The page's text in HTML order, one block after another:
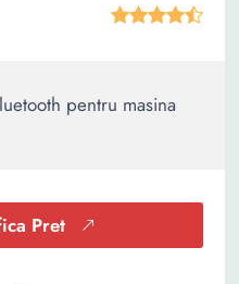
pentru masina
Pret